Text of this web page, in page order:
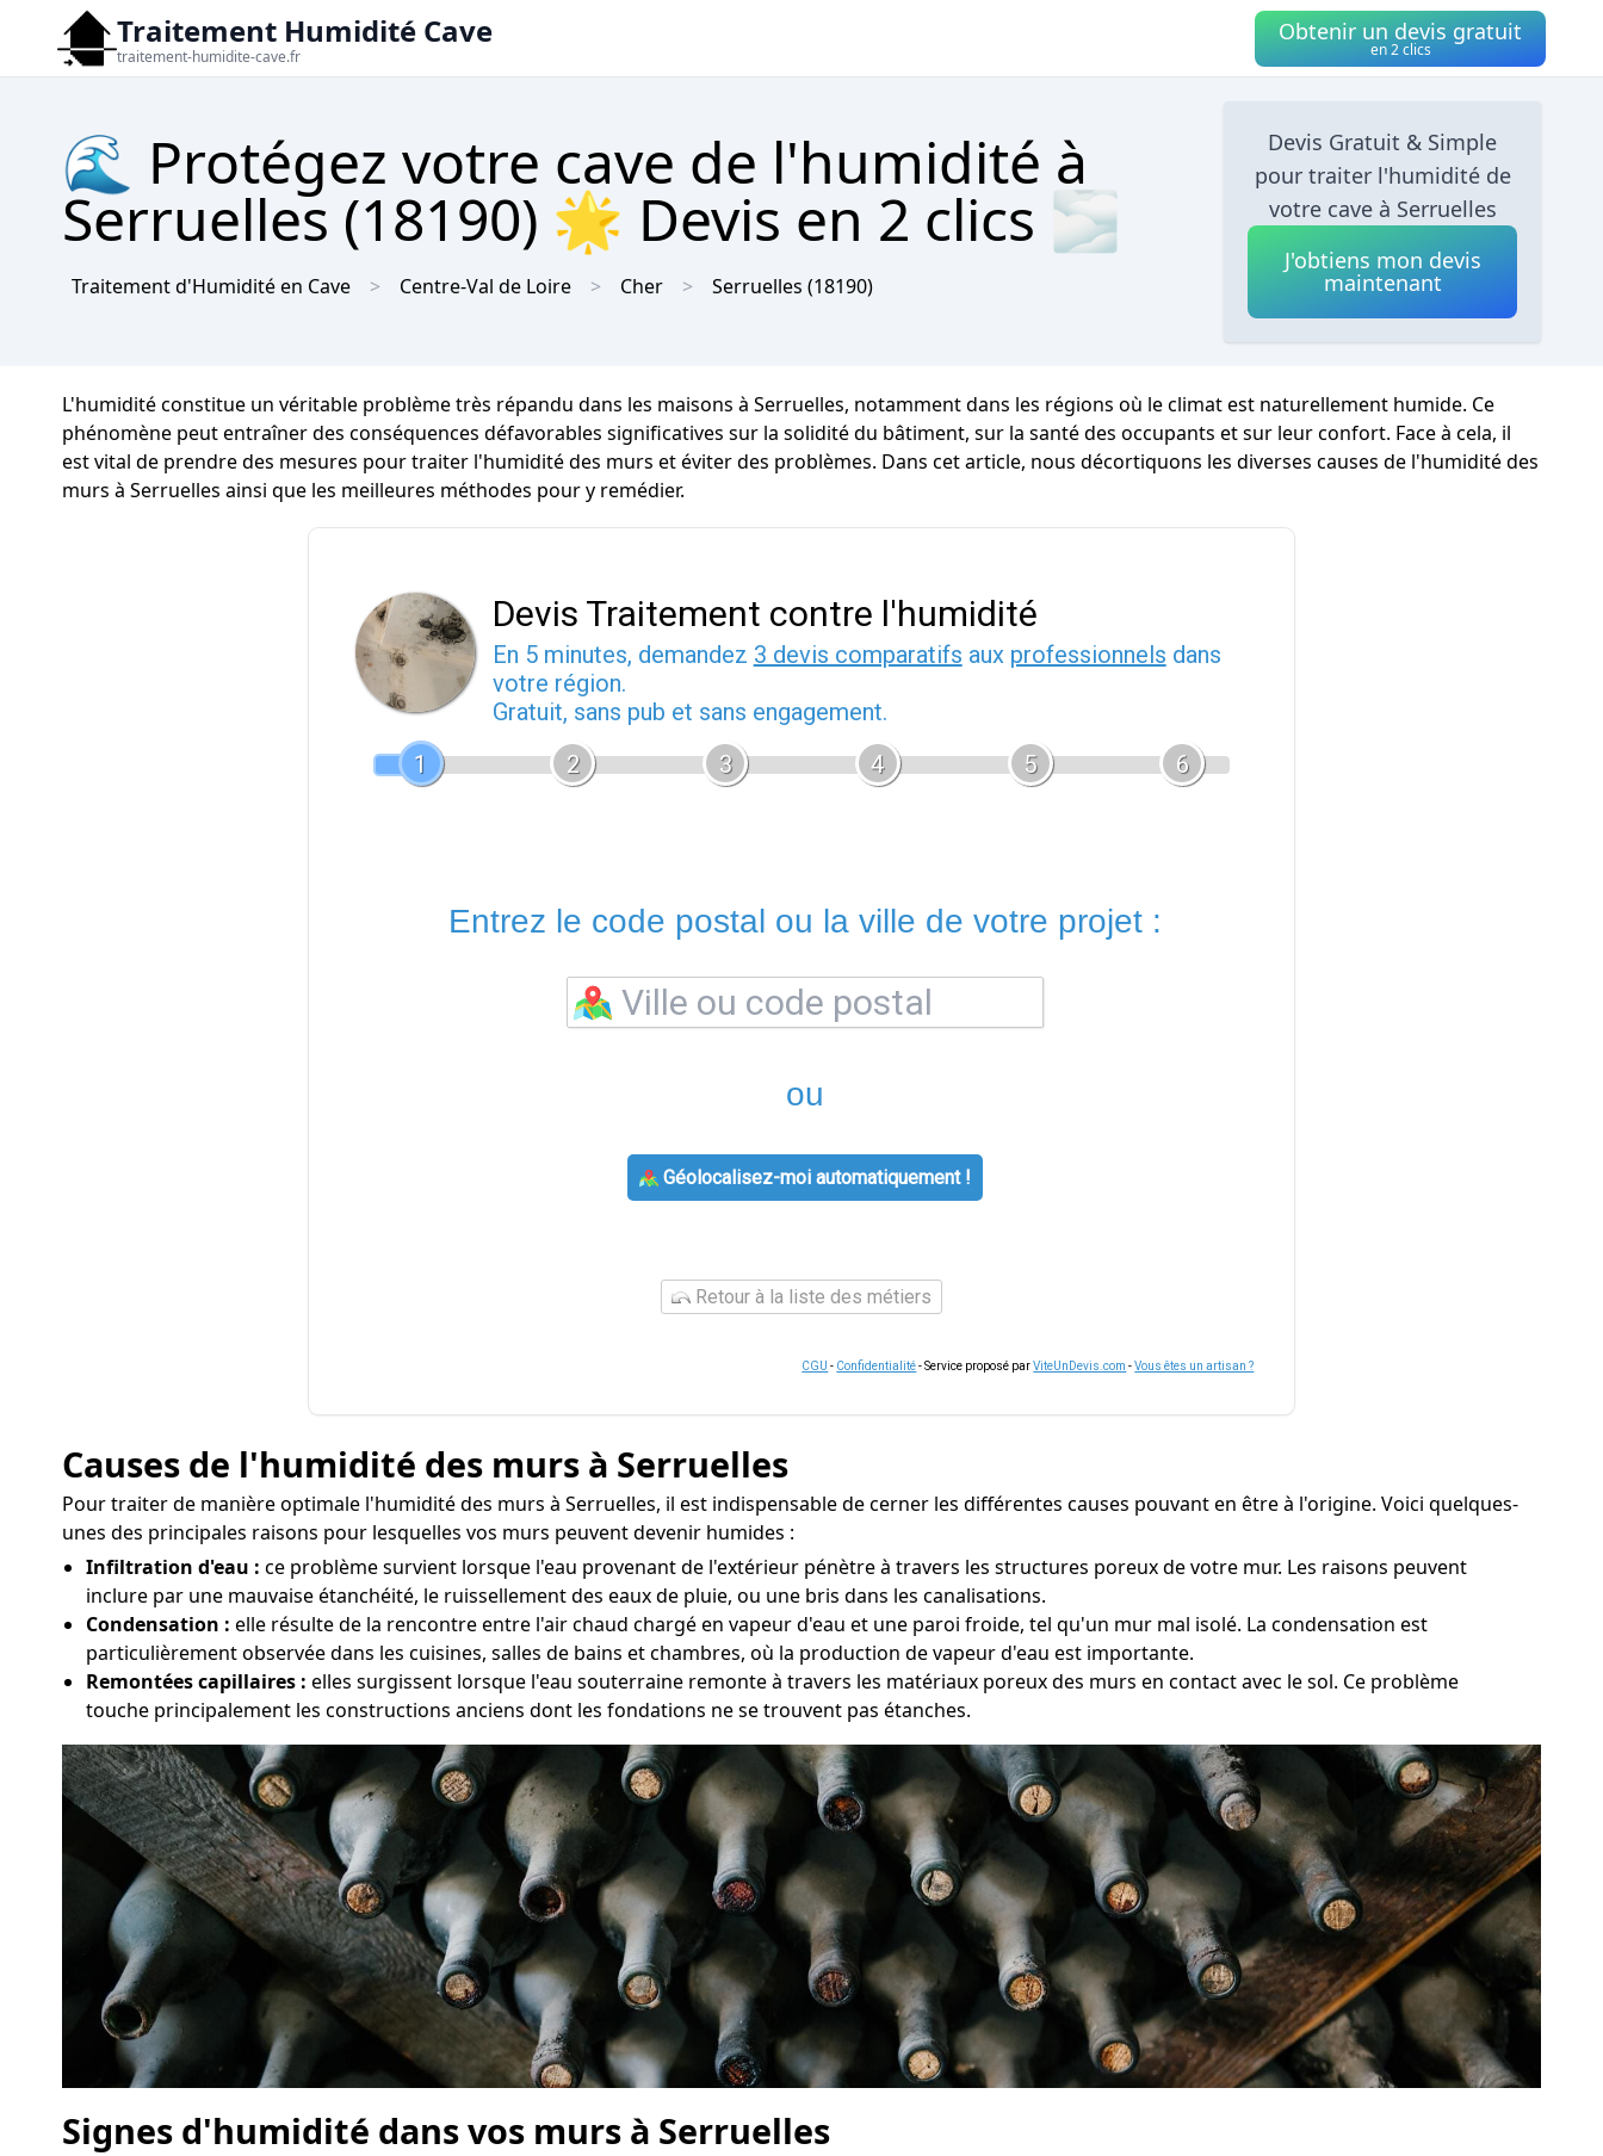
Traitement Humidité Cave
traitement-humidite-cave.fr
Obtenir un devis gratuit
en 2 clics
🌊 Protégez votre cave de l'humidité à
Serruelles (18190) 🌟 Devis en 2 clics 🌫
Traitement d'Humidité en Cave Centre-Val de Loire Cher Serruelles (18190)
Devis Gratuit & Simple
pour traiter l'humidité de
votre cave à Serruelles
J'obtiens mon devis
maintenant
L'humidité constitue un véritable problème très répandu dans les maisons à Serruelles, notamment dans les régions où le climat est naturellement humide. Ce
phénomène peut entraîner des conséquences défavorables significatives sur la solidité du bâtiment, sur la santé des occupants et sur leur confort. Face à cela, il
est vital de prendre des mesures pour traiter l'humidité des murs et éviter des problèmes. Dans cet article, nous décortiquons les diverses causes de l'humidité des
murs à Serruelles ainsi que les meilleures méthodes pour y remédier.
Devis Traitement contre l'humidité
En 5 minutes, demandez 3 devis comparatifs aux professionnels dans
votre région.
Gratuit, sans pub et sans engagement.
1
2 3 4 5 6
Entrez le code postal ou la ville de votre projet :
ou
Géolocalisez-moi automatiquement !
Retour à la liste des métiers
CGU - Confidentialité- Service proposé parViteUnDevis.com -Vous êtes un artisan ?
Causes de l'humidité des murs à Serruelles
Pour traiter de manière optimale l'humidité des murs à Serruelles, il est indispensable de cerner les différentes causes pouvant en être à l'origine. Voici quelques-
unes des principales raisons pour lesquelles vos murs peuvent devenir humides :
Infiltration d'eau : ce problème survient lorsque l'eau provenant de l'extérieur pénètre à travers les structures poreux de votre mur. Les raisons peuvent
inclure par une mauvaise étanchéité, le ruissellement des eaux de pluie, ou une bris dans les canalisations.
Condensation : elle résulte de la rencontre entre l'air chaud chargé en vapeur d'eau et une paroi froide, tel qu'un mur mal isolé. La condensation est
particulièrement observée dans les cuisines, salles de bains et chambres, où la production de vapeur d'eau est importante.
Remontées capillaires : elles surgissent lorsque l'eau souterraine remonte à travers les matériaux poreux des murs en contact avec le sol. Ce problème
touche principalement les constructions anciens dont les fondations ne se trouvent pas étanches.
Signes d'humidité dans vos murs à Serruelles